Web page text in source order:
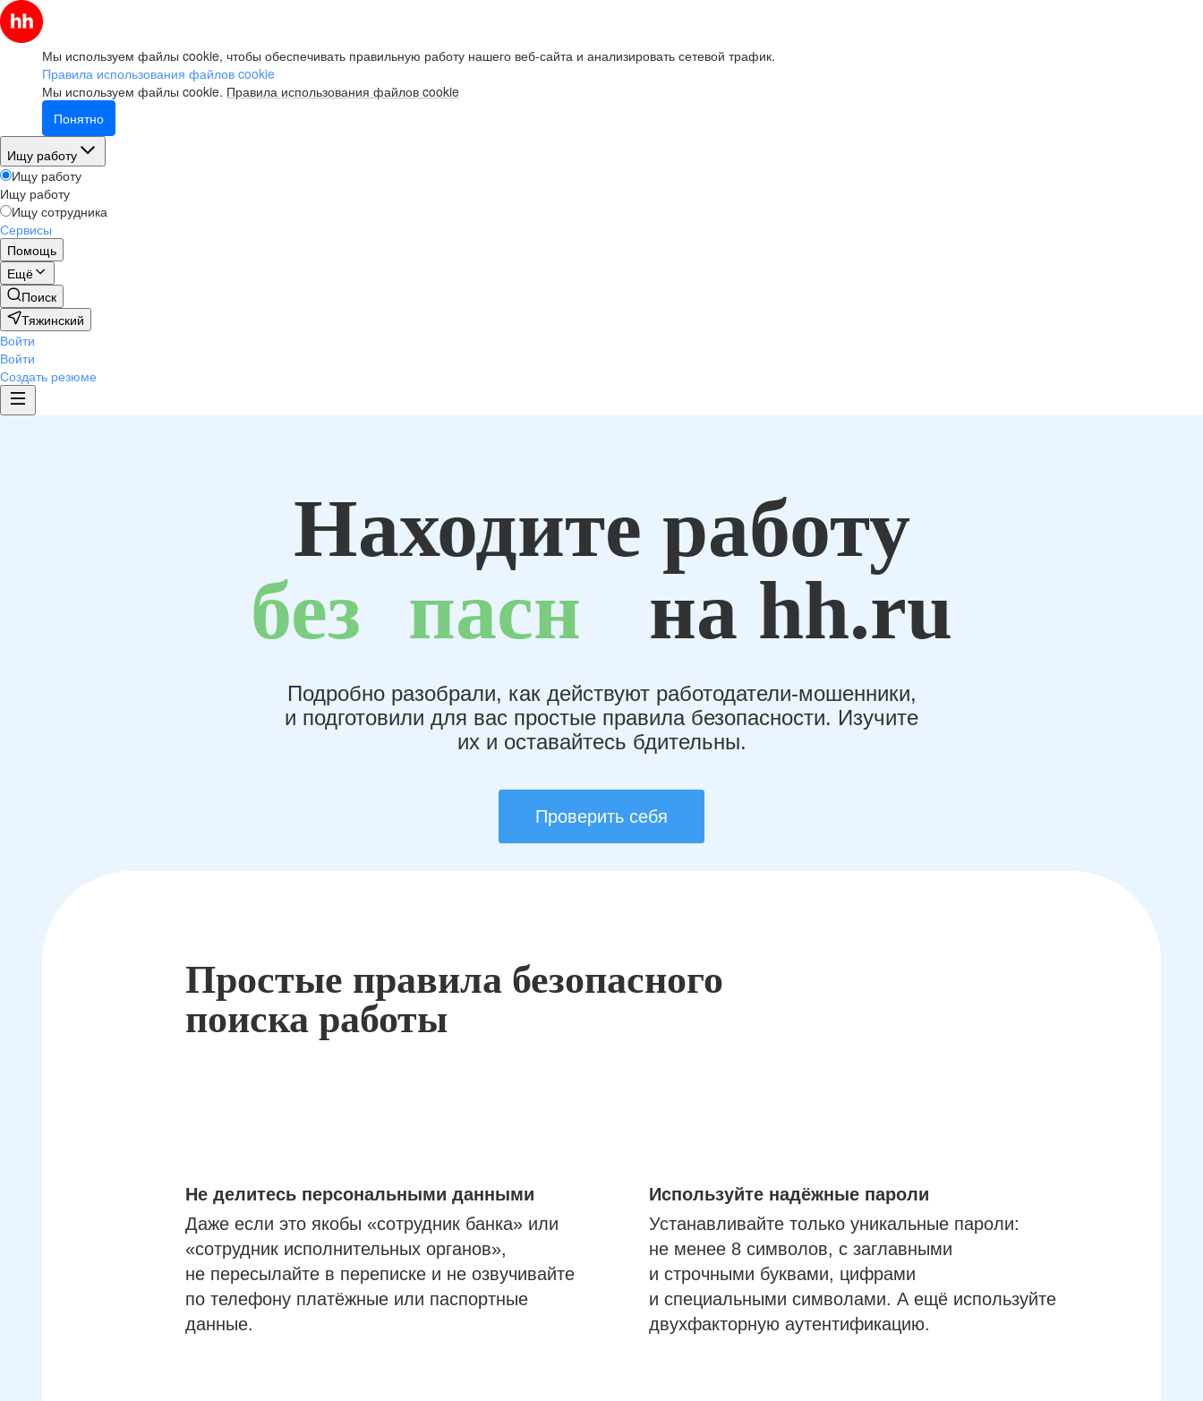
Мы используем файлы cookie, чтобы обеспечивать правильную работу нашего веб-сайта и анализировать сетевой трафик.
Правила использования файлов cookie
Мы используем файлы cookie. Правила использования файлов cookie
Понятно
Ищу работу
Ищу работу
Ищу работу
Ищу сотрудника
Сервисы
Помощь
Ещё
Поиск
Тяжинский
Войти
Войти
Создать резюме
Находите работу
без пасн на hh.ru
Подробно разобрали, как действуют работодатели-мошенники,
и подготовили для вас простые правила безопасности. Изучите
их и оставайтесь бдительны.
Проверить себя
Простые правила безопасного
поиска работы
Не делитесь персональными данными
Даже если это якобы «сотрудник банка» или
«сотрудник исполнительных органов»,
не пересылайте в переписке и не озвучивайте
по телефону платёжные или паспортные
данные.
Используйте надёжные пароли
Устанавливайте только уникальные пароли:
не менее 8 символов, с заглавными
и строчными буквами, цифрами
и специальными символами. А ещё используйте
двухфакторную аутентификацию.